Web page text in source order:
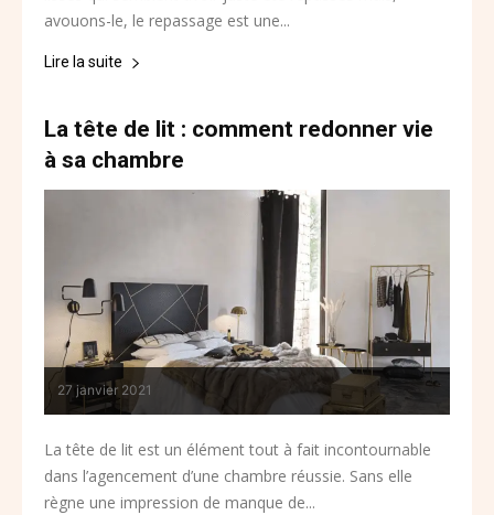
avouons-le, le repassage est une...
Lire la suite
La tête de lit : comment redonner vie
à sa chambre
27 janvier 2021
La tête de lit est un élément tout à fait incontournable
dans l’agencement d’une chambre réussie. Sans elle
règne une impression de manque de...